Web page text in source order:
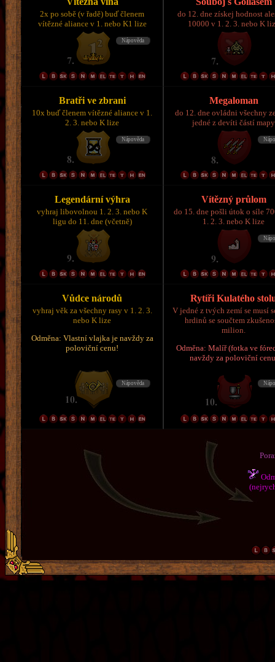
2x po sobě (v řadě) buď členem
vítězné aliance v 1. nebo K1 lize
do 12. dne získej hodnost
10000 v 1. 2. 3. nebo K
Bratři ve zbrani
10x buď členem vítězné aliance v 1.
2. 3. nebo K lize
Megaloman
do 12. dne ovládni všechny
jedné z devíti částí mapy
Legendární výhra
vyhraj libovolnou 1. 2. 3. nebo K
ligu do 11. dne (včetně)
Vítězný průlom
do 15. dne pošli útok o síle
1. 2. 3. nebo K lize
Vůdce národů
vyhraj věk za všechny rasy v 1. 2. 3.
nebo K lize
Odměna: Vlastní vlajka je navždy za
poloviční cenu!
Rytíři Kulatého
V jedné z tvých zemí se musí
hrdinů se součtem
milion.
Odměna: Malíř (fotka ve
navždy za poloviční